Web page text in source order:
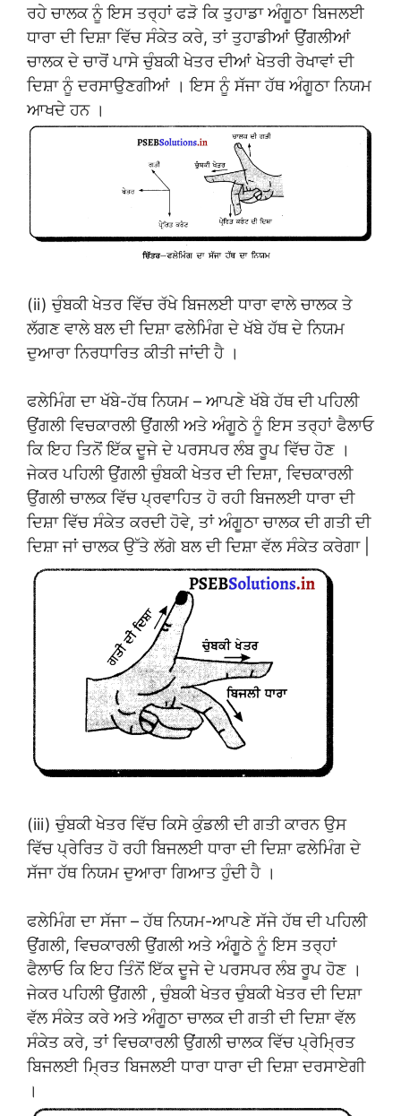
ਰਹੇ ਚਾਲਕ ਨੂੰ ਇਸ ਤਰ੍ਹਾਂ ਫੜੋ ਕਿ ਤੁਹਾਡਾ ਅੰਗੂਠਾ ਬਿਜਲਈ
ਧਾਰਾ ਦੀ ਦਿਸ਼ਾ ਵਿੱਚ ਸੰਕੇਤ ਕਰੇ, ਤਾਂ ਤੁਹਾਡੀਆਂ ਉਂਗਲੀਆਂ
ਚਾਲਕ ਦੇ ਚਾਰੋਂ ਪਾਸੇ ਚੁੰਬਕੀ ਖੇਤਰ ਦੀਆਂ ਖੇਤਰੀ ਰੇਖਾਵਾਂ ਦੀ
ਦਿਸ਼ਾ ਨੂੰ ਦਰਸਾਉਣਗੀਆਂ । ਇਸ ਨੂੰ ਸੱਜਾ ਹੱਥ ਅੰਗੂਠਾ ਨਿਯਮ
ਆਖਦੇ ਹਨ ।
(ii) ਚੁੰਬਕੀ ਖੇਤਰ ਵਿੱਚ ਰੱਖੇ ਬਿਜਲਈ ਧਾਰਾ ਵਾਲੇ ਚਾਲਕ ਤੇ
ਲੱਗਣ ਵਾਲੇ ਬਲ ਦੀ ਦਿਸ਼ਾ ਫਲੇਮਿੰਗ ਦੇ ਖੱਬੇ ਹੱਥ ਦੇ ਨਿਯਮ
ਦੁਆਰਾ ਨਿਰਧਾਰਿਤ ਕੀਤੀ ਜਾਂਦੀ ਹੈ ।
ਫਲੇਮਿੰਗ ਦਾ ਖੱਬੇ-ਹੱਥ ਨਿਯਮ – ਆਪਣੇ ਖੱਬੇ ਹੱਥ ਦੀ ਪਹਿਲੀ
ਉਂਗਲੀ ਵਿਚਕਾਰਲੀ ਉਂਗਲੀ ਅਤੇ ਅੰਗੂਠੇ ਨੂੰ ਇਸ ਤਰ੍ਹਾਂ ਫੈਲਾਓ
ਕਿ ਇਹ ਤਿਨੋਂ ਇੱਕ ਦੂਜੇ ਦੇ ਪਰਸਪਰ ਲੰਬ ਰੂਪ ਵਿੱਚ ਹੋਣ ।
ਜੇਕਰ ਪਹਿਲੀ ਉਂਗਲੀ ਚੁੰਬਕੀ ਖੇਤਰ ਦੀ ਦਿਸ਼ਾ, ਵਿਚਕਾਰਲੀ
ਉਂਗਲੀ ਚਾਲਕ ਵਿੱਚ ਪ੍ਰਵਾਹਿਤ ਹੋ ਰਹੀ ਬਿਜਲਈ ਧਾਰਾ ਦੀ
ਦਿਸ਼ਾ ਵਿੱਚ ਸੰਕੇਤ ਕਰਦੀ ਹੋਵੇ, ਤਾਂ ਅੰਗੂਠਾ ਚਾਲਕ ਦੀ ਗਤੀ ਦੀ
ਦਿਸ਼ਾ ਜਾਂ ਚਾਲਕ ਉੱਤੇ ਲੱਗੇ ਬਲ ਦੀ ਦਿਸ਼ਾ ਵੱਲ ਸੰਕੇਤ ਕਰੇਗਾ |
(iii) ਚੁੰਬਕੀ ਖੇਤਰ ਵਿੱਚ ਕਿਸੇ ਕੁੰਡਲੀ ਦੀ ਗਤੀ ਕਾਰਨ ਉਸ
ਵਿੱਚ ਪ੍ਰੇਰਿਤ ਹੋ ਰਹੀ ਬਿਜਲਈ ਧਾਰਾ ਦੀ ਦਿਸ਼ਾ ਫਲੇਮਿੰਗ ਦੇ
ਸੱਜਾ ਹੱਥ ਨਿਯਮ ਦੁਆਰਾ ਗਿਆਤ ਹੁੰਦੀ ਹੈ ।
ਫਲੇਮਿੰਗ ਦਾ ਸੱਜਾ – ਹੱਥ ਨਿਯਮ-ਆਪਣੇ ਸੱਜੇ ਹੱਥ ਦੀ ਪਹਿਲੀ
ਉਂਗਲੀ, ਵਿਚਕਾਰਲੀ ਉਂਗਲੀ ਅਤੇ ਅੰਗੂਠੇ ਨੂੰ ਇਸ ਤਰ੍ਹਾਂ
ਫੈਲਾਓ ਕਿ ਇਹ ਤਿੰਨੋਂ ਇੱਕ ਦੂਜੇ ਦੇ ਪਰਸਪਰ ਲੰਬ ਰੂਪ ਹੋਣ ।
ਜੇਕਰ ਪਹਿਲੀ ਉਂਗਲੀ , ਚੁੰਬਕੀ ਖੇਤਰ ਚੁੰਬਕੀ ਖੇਤਰ ਦੀ ਦਿਸ਼ਾ
ਵੱਲ ਸੰਕੇਤ ਕਰੇ ਅਤੇ ਅੰਗੂਠਾ ਚਾਲਕ ਦੀ ਗਤੀ ਦੀ ਦਿਸ਼ਾ ਵੱਲ
ਸੰਕੇਤ ਕਰੇ, ਤਾਂ ਵਿਚਕਾਰਲੀ ਉਂਗਲੀ ਚਾਲਕ ਵਿੱਚ ਪ੍ਰੇਮ੍ਰਿਤ
ਬਿਜਲਈ ਮ੍ਰਿਤ ਬਿਜਲਈ ਧਾਰਾ ਧਾਰਾ ਦੀ ਦਿਸ਼ਾ ਦਰਸਾਏਗੀ
।